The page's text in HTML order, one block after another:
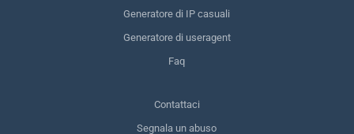
Generatore di IP casuali
Generatore di useragent
Faq
Contattaci
Segnala un abuso